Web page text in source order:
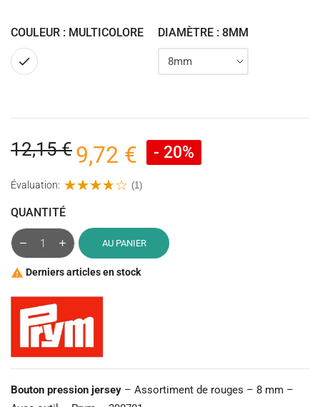
COULEUR : MULTICOLORE
Multicolore
DIAMÈTRE : 8MM
12,15 € 9,72 € - 20%
Évaluation: (1)
QUANTITÉ
AU PANIER
 Derniers articles en stock
Bouton pression jersey – Assortiment de rouges – 8 mm –